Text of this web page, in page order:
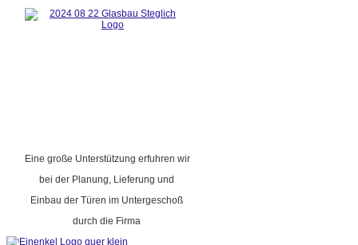
Eine große Unterstützung erfuhren wir
bei der Planung, Lieferung und
Einbau der Türen im Untergeschoß
durch die Firma